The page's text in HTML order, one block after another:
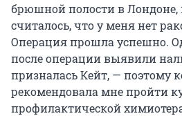
брюшной полости в Лондоне,
считалось, что у меня нет
Операция прошла успешно.
после операции выявили
призналась Кейт, — поэтому
рекомендовала мне пройти
профилактической